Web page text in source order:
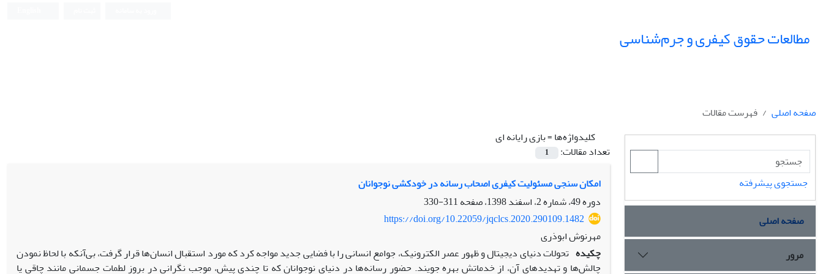
مطالعات حقوق کیفری و جرم‌شناسی
صفحه اصلی
فهرست مقالات
کلیدواژه‌ها =بازی رایانه ای
تعداد مقالات:
1
امکان سنجی مسئولیت کیفری اصحاب رسانه در خودکشی نوجوانان
دوره 49، شماره 2، اسفند 1398، صفحه
311-330
https://doi.org/10.22059/jqclcs.2020.290109.1482
مهرنوش ابوذری
چکیده تحولات دنیای دیجیتال و ظهور عصر الکترونیک، جوامع انسانی را با فضایی جدید مواجه کرد که مورد استقبال انسان‌ها قرار گرفت، بی‌آنکه با لحاظ نمودن
چالش‌ها و تهدیدهای آن، از خدماتش بهره جویند. حضور رسانه‌ها در دنیای نوجوانان که تا چندی پیش، موجب نگرانی در بروز لطمات جسمانی مانند چاقی یا
جستجوی پیشرفته
صفحه اصلی
مرور